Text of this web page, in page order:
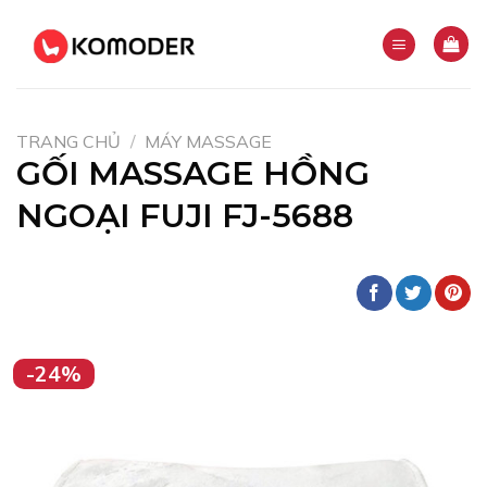
content
TRANG CHỦ / MÁY MASSAGE
GỐI MASSAGE HỒNG
NGOẠI FUJI FJ-5688
-24%